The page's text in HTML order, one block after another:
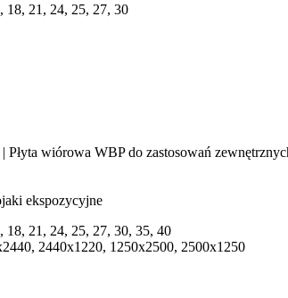
18, 21, 24, 25, 27, 30
ekspozycyjne
18, 21, 24, 25, 27, 30, 35, 40
2440x1220, 1250x2500, 2500x1250